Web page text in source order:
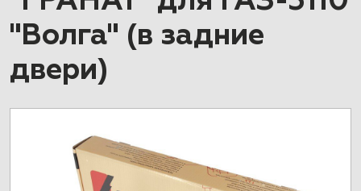
"Волга" (в задние
двери)